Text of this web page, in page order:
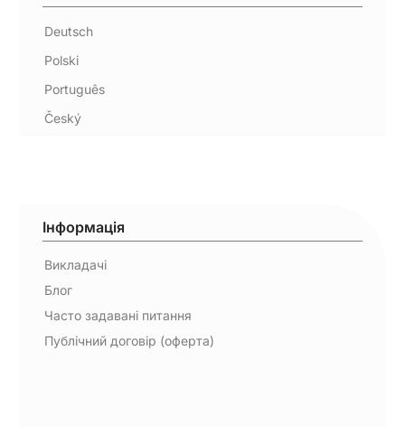
Deutsch
Polski
Português
Český
Інформація
Викладачі
Блог
Часто задавані питання
Публічний договір (оферта)